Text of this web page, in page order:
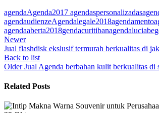
agendaAgenda2017 agendaspersonalizadas
agendaudienzeAgendalegale2018agendamento
agendaaberta2018gendacuritibanagendaluciabe
Newer
Jual flashdisk ekslusif termurah berkualitas di
Back to list
Older Jual Agenda berbahan kulit berkualitas di
Related Posts